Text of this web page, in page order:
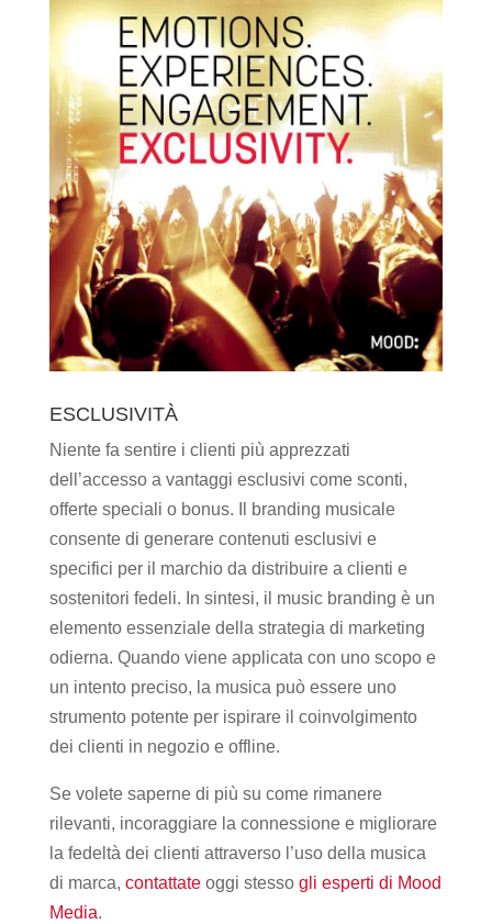
ESCLUSIVITÀ
Niente fa sentire i clienti più apprezzati
dell’accesso a vantaggi esclusivi come sconti,
offerte speciali o bonus. Il branding musicale
consente di generare contenuti esclusivi e
specifici per il marchio da distribuire a clienti e
sostenitori fedeli. In sintesi, il music branding è un
elemento essenziale della strategia di marketing
odierna. Quando viene applicata con uno scopo e
un intento preciso, la musica può essere uno
strumento potente per ispirare il coinvolgimento
dei clienti in negozio e offline.
Se volete saperne di più su come rimanere
rilevanti, incoraggiare la connessione e migliorare
la fedeltà dei clienti attraverso l’uso della musica
di marca, contattateoggi stesso gli esperti di Mood
Media.